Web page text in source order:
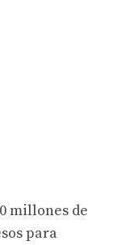
millones de
para